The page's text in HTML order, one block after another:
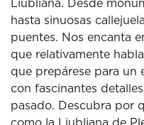
Liubliana. Desde
hasta sinuosas
puentes. Nos encanta
que relativamente
que prepárese para un
con fascinantes
pasado. Descubra por